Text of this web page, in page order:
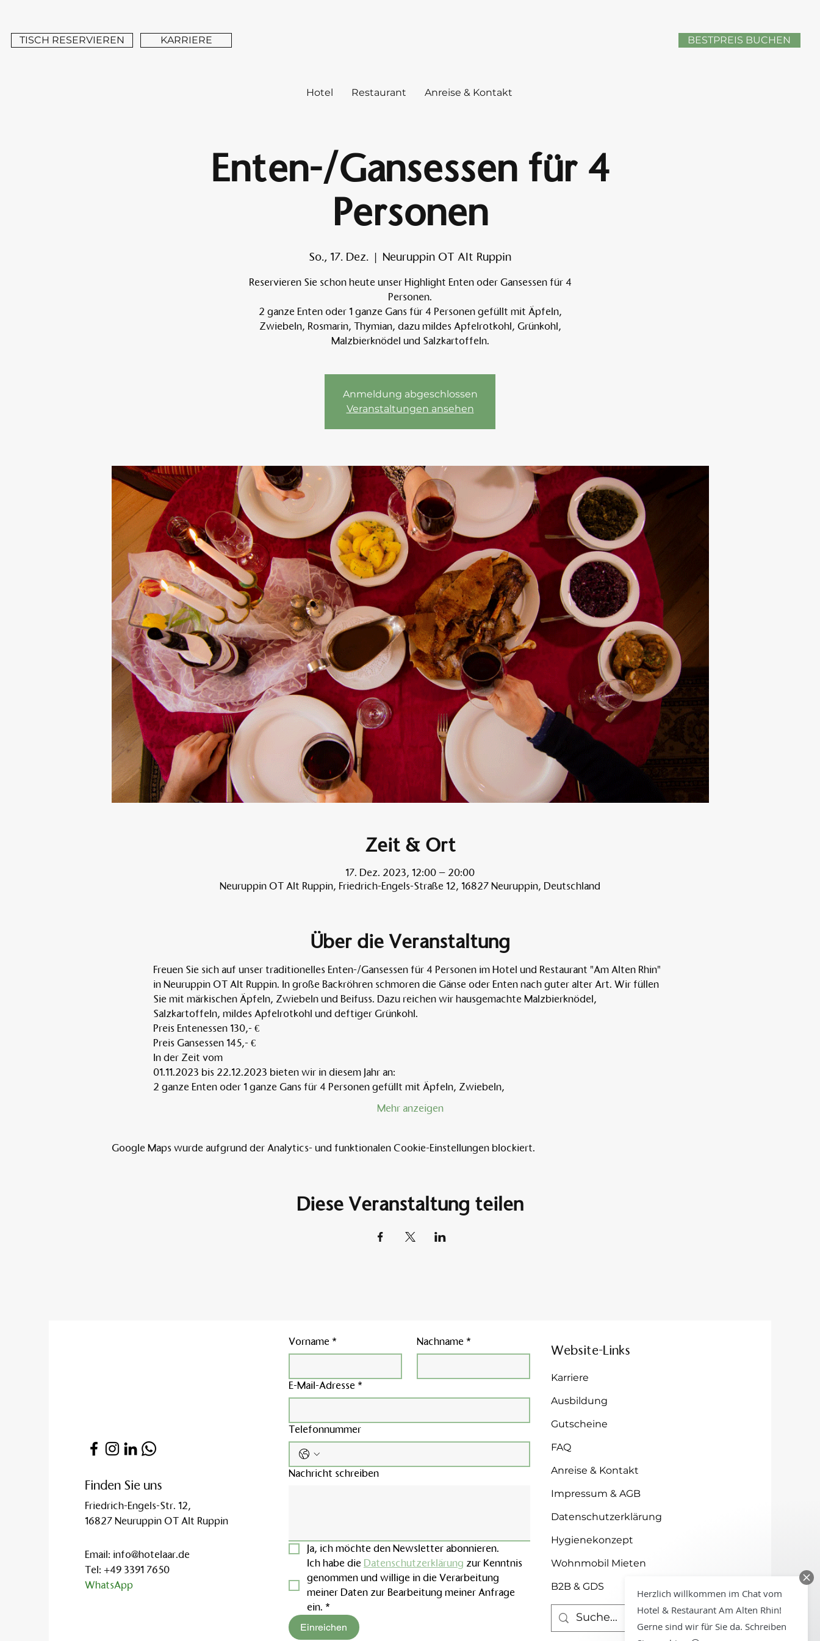
TISCH RESERVIEREN KARRIERE
Am Alten
BESTPREIS BUCHEN
Hotel Restaurant Anreise & Kontakt
Enten-/Gansessen für 4
Personen
So., 17. Dez.
  |
Neuruppin OT Alt Ruppin
Reservieren Sie schon heute unser Highlight Enten oder Gansessen für 4
Personen.
2 ganze Enten oder 1 ganze Gans für 4 Personen gefüllt mit Äpfeln,
Zwiebeln, Rosmarin, Thymian, dazu mildes Apfelrotkohl, Grünkohl,
Malzbierknödel und Salzkartoffeln.
Anmeldung abgeschlossen
Veranstaltungen ansehen
Zeit & Ort
17. Dez. 2023, 12:00 – 20:00
Neuruppin OT Alt Ruppin, Friedrich-Engels-Straße 12, 16827 Neuruppin, Deutschland
Über die Veranstaltung
Freuen Sie sich auf unser traditionelles Enten-/Gansessen für 4 Personen im Hotel und Restaurant "Am Alten Rhin"
in Neuruppin OT Alt Ruppin. In große Backröhren schmoren die Gänse oder Enten nach guter alter Art. Wir füllen
Sie mit märkischen Äpfeln, Zwiebeln und Beifuss. Dazu reichen wir hausgemachte Malzbierknödel,
Salzkartoffeln, mildes Apfelrotkohl und deftiger Grünkohl.
Preis Entenessen 130,- €
Preis Gansessen 145,- €
In der Zeit vom
01.11.2023 bis 22.12.2023 bieten wir in diesem Jahr an:
2 ganze Enten oder 1 ganze Gans für 4 Personen gefüllt mit Äpfeln, Zwiebeln,
Mehr anzeigen
Google Maps wurde aufgrund der Analytics- und funktionalen Cookie-Einstellungen blockiert.
Diese Veranstaltung teilen
Finden Sie uns
Friedrich-Engels-Str. 12,
16827 Neuruppin OT Alt Ruppin
Email: info@hotelaar.de
Tel: +49 3391 7650
WhatsApp
Vorname * Nachname *
E-Mail-Adresse *
Telefonnummer
Nachricht schreiben
Ja, ich möchte den Newsletter abonnieren.
Ich habe die Datenschutzerklärung zur Kenntnis
genommen und willige in die Verarbeitung
meiner Daten zur Bearbeitung meiner Anfrage
ein. *
Einreichen
Website-Links
Karriere
Ausbildung
Gutscheine
FAQ
Anreise & Kontakt
Impressum & AGB
Datenschutzerklärung
Hygienekonzept
Wohnmobil Mieten
B2B & GDS
Herzlich willkommen im Chat vom
Hotel & Restaurant Am Alten Rhin!
Gerne sind wir für Sie da. Schreiben